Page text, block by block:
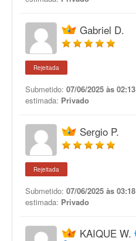
Gabriel D.
Rejeitada
Submetido: 07/06/2025 às 02:13
estimada: Privado
Sergio P.
Rejeitada
Submetido: 07/06/2025 às 03:18
estimada: Privado
KAIQUE W.